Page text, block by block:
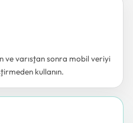
ve varıştan sonra mobil veriyi
kullanın.